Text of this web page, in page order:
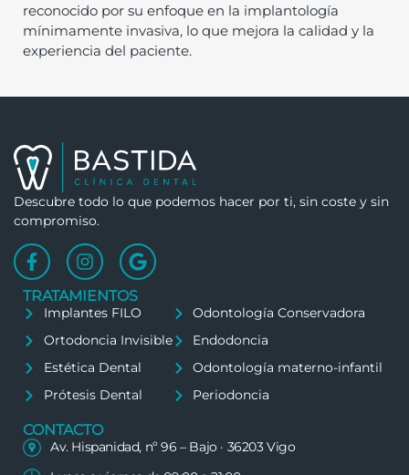
reconocido por su enfoque en la implantología
mínimamente invasiva, lo que mejora la calidad y la
experiencia del paciente.
Descubre todo lo que podemos hacer por ti, sin coste y sin
compromiso.
TRATAMIENTOS
Implantes FILO
Ortodoncia Invisible
Estética Dental
Prótesis Dental
Odontología Conservadora
Endodoncia
Odontología materno-infantil
Periodoncia
CONTACTO
Av. Hispanidad, nº 96 – Bajo · 36203 Vigo